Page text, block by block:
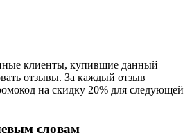
клиенты, купившие данный
отзывы. За каждый отзыв
на скидку 20% для следующей
словам